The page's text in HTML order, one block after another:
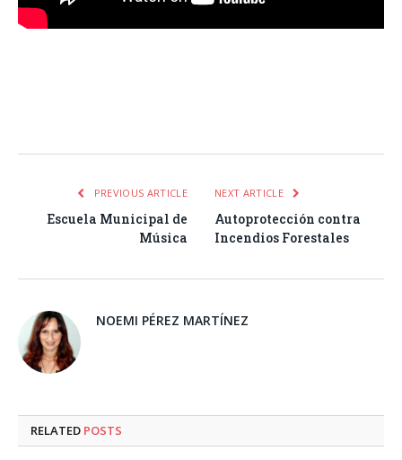
PREVIOUS ARTICLE
Escuela Municipal de
Música
NEXT ARTICLE
Autoprotección contra
Incendios Forestales
NOEMI PÉREZ MARTÍNEZ
RELATED POSTS